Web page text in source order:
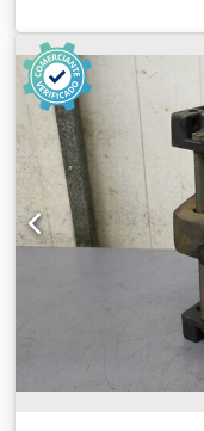
normalizado -
tipo C4-200-40
-Vástago del pistón:
mm -Peso total: 33 kg